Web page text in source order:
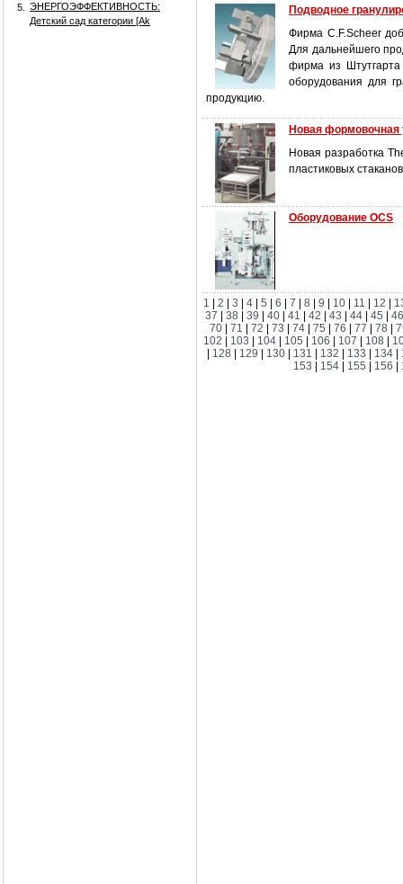
5.
ЭНЕРГОЭФФЕКТИВНОСТЬ:
Детский сад категории [Аk
Подводное
Фирма C.F.Scheer
Для дальнейшего
фирма из
оборудования для
продукцию.
Новая формовочная
Новая разработка
пластиковых
Оборудование OCS
1 2 3 4 5 6 7 8 9 10 11 12
37
|38 |39 |40 |41 |42 |43 |44 |45 |
70
71 72 73 74 75 76 77 78
102
103 104 105 106 107 108
128 129 130 131 132 133 134
153
154 155 156